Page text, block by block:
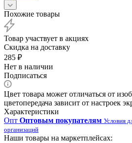
Похожие товары
Товар участвует в акциях
Скидка на доставку
285 ₽
Нет в наличии
Подписаться
Цвет товара может отличаться от
цветопередача зависит от настроек
Характеристики
Опт Оптовым покупателям Условия
организаций
Наши товары на маркетплейсах: